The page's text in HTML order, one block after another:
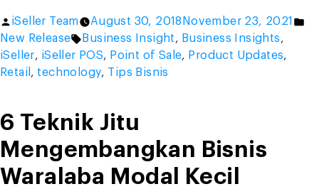
Sukses
Bisnis
Online
Dengan
dan
Reseller”
Posted
by
iSeller Team August 30, 2018 November 23, 2021
New Release Tags:
Business Insight, Business Insights,
iSeller, iSeller POS, Point of Sale, Product Updates,
Retail , technology, Tips Bisnis
6 Teknik Jitu
Mengembangkan Bisnis
Waralaba Modal Kecil